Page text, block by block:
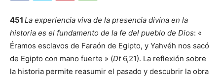
451 La experiencia viva de la presencia divina en la
historia es el fundamento de la fe del pueblo de Dios: «
Éramos esclavos de Faraón de Egipto, y Yahvéh nos sacó
de Egipto con mano fuerte » (Dt6,21). La reflexión sobre
la historia permite reasumir el pasado y descubrir la obra